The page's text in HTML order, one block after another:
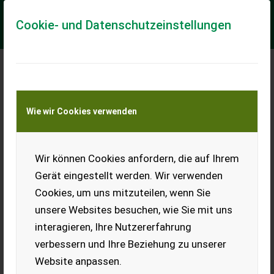
Cookie- und Datenschutzeinstellungen
Wie wir Cookies verwenden
Wir können Cookies anfordern, die auf Ihrem
Gerät eingestellt werden. Wir verwenden
Cookies, um uns mitzuteilen, wenn Sie
unsere Websites besuchen, wie Sie mit uns
interagieren, Ihre Nutzererfahrung
verbessern und Ihre Beziehung zu unserer
Website anpassen.
Meine Transportkostenanfrage
Transport von Land- und Baumaschinen –
KEINE Tiertransporte
Böckmann Pferdeanhänger Duo C 2700kg
Innenmaße LxBxH ca. 3100x1650x2300mm
Gesamtgewicht - Aufbau anthrazit - Einzelradkotflügel,
Kunststoff - Planenlift mit integriertem Netz -...
EUR 10.890 inkl. 20 % MwSt.